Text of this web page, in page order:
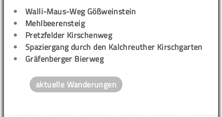
Walli-Maus-Weg Gößweinstein
Mehlbeerensteig
Pretzfelder Kirschenweg
Spaziergang durch den Kalchreuther Kirschgarten
Gräfenberger Bierweg
aktuelle Wanderungen